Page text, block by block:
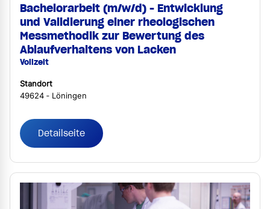
Bachelorarbeit (m/w/d) - Entwicklung
und Validierung einer rheologischen
Messmethodik zur Bewertung des
Ablaufverhaltens von Lacken
Vollzeit
Standort
49624 ‐ Löningen
Detailseite